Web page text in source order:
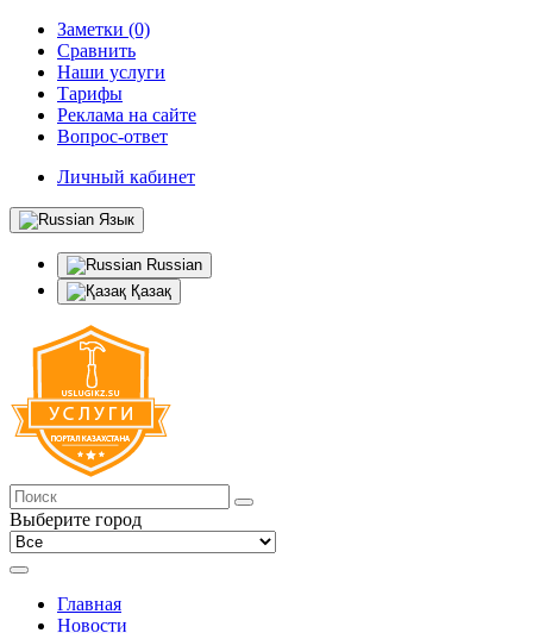
Заметки (0)
Сравнить
Наши услуги
Тарифы
Реклама на сайте
Вопрос-ответ
Личный кабинет
Язык
Russian
Қазақ
Выберите город
Главная
Новости